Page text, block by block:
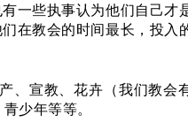
一些执事认为他们自己才
在教会的时间最长，投入
、宣教、花卉（我们教会
少年等等。